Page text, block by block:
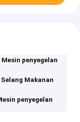
penyegelan
Makanan
penyegelan